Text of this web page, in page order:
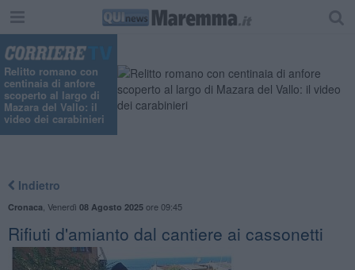
Relitto romano con
centinaia di anfore
scoperto al largo di
Mazara del Vallo: il
video dei carabinieri
Indietro
Cronaca Venerdì 08 Agosto 2025ore 09:45
Rifiuti d'amianto dal cantiere ai cassonetti